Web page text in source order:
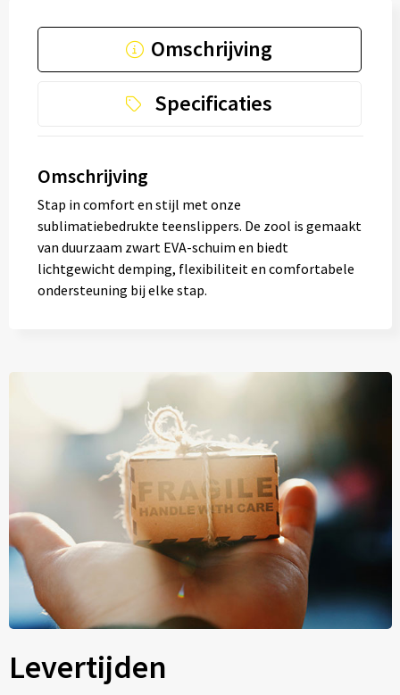
Omschrijving
Specificaties
Omschrijving
Stap in comfort en stijl met onze
sublimatiebedrukte teenslippers. De zool is gemaakt
van duurzaam zwart EVA-schuim en biedt
lichtgewicht demping, flexibiliteit en comfortabele
ondersteuning bij elke stap.
Levertijden